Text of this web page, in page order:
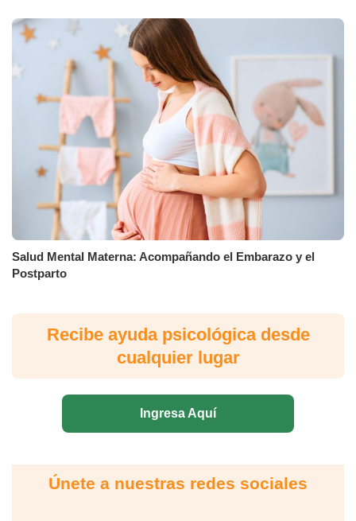
Salud Mental Materna: Acompañando el Embarazo y el
Postparto
Recibe ayuda psicológica desde
cualquier lugar
Ingresa Aquí
Únete a nuestras redes sociales